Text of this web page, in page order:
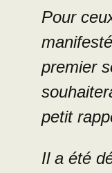
Pour
premier
petit
Il a été